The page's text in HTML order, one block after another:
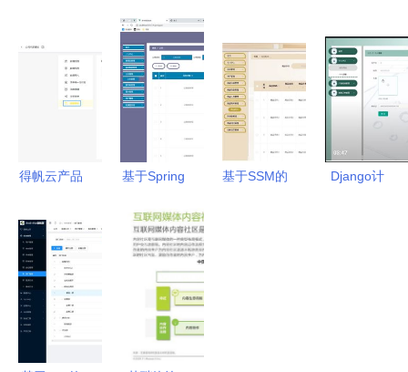
匹配到系统
服务的数智
杭州市优质
录与“中能
魔力”案例
剖析
统6w699
应对计算机
毕业设计困
难的创新解
决方案——
以中能魔力
管理系统为
例
理系统的设
计与实现
——以“中
能魔力内容
服务商管理
能逆势融资
28亿？
得帆云产品
20201024
中能魔力内
容服务商管
理系统全新
升级
基于Spring
图书管理系
统 中能魔
力内容服务
商管理的核
心设计
基于SSM的
Django计